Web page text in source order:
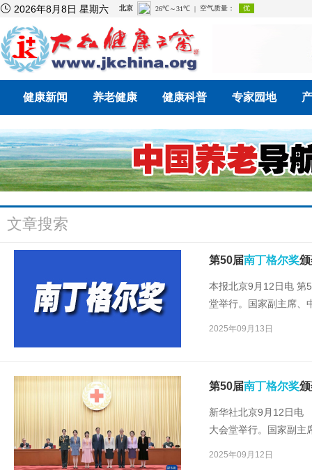
 2026年8月8日 星期六
健康新闻 养老健康 健康科普 专家园地
文章搜索
第50届南丁格尔奖
本报北京9月12日电 第
堂举行。国家副主席、
2025年09月13日
第50届南丁格尔奖
新华社北京9月12日电
大会堂举行。国家副主
2025年09月12日